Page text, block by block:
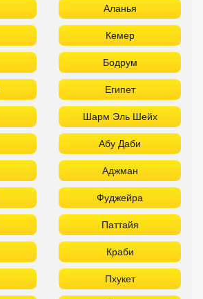
Аланья
Кемер
Бодрум
Египет
Шарм Эль Шейх
Абу Даби
Аджман
Фуджейра
Паттайя
Краби
Пхукет